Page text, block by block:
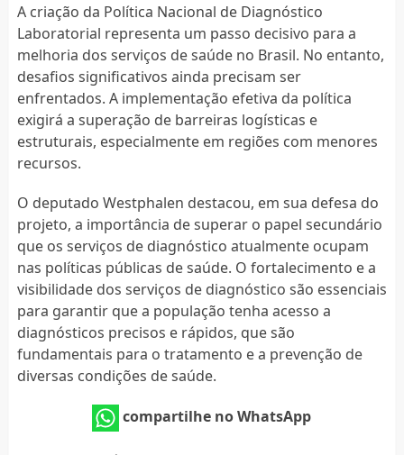
A criação da Política Nacional de Diagnóstico
Laboratorial representa um passo decisivo para a
melhoria dos serviços de saúde no Brasil. No entanto,
desafios significativos ainda precisam ser
enfrentados. A implementação efetiva da política
exigirá a superação de barreiras logísticas e
estruturais, especialmente em regiões com menores
recursos.
O deputado Westphalen destacou, em sua defesa do
projeto, a importância de superar o papel secundário
que os serviços de diagnóstico atualmente ocupam
nas políticas públicas de saúde. O fortalecimento e a
visibilidade dos serviços de diagnóstico são essenciais
para garantir que a população tenha acesso a
diagnósticos precisos e rápidos, que são
fundamentais para o tratamento e a prevenção de
diversas condições de saúde.
compartilhe no WhatsApp